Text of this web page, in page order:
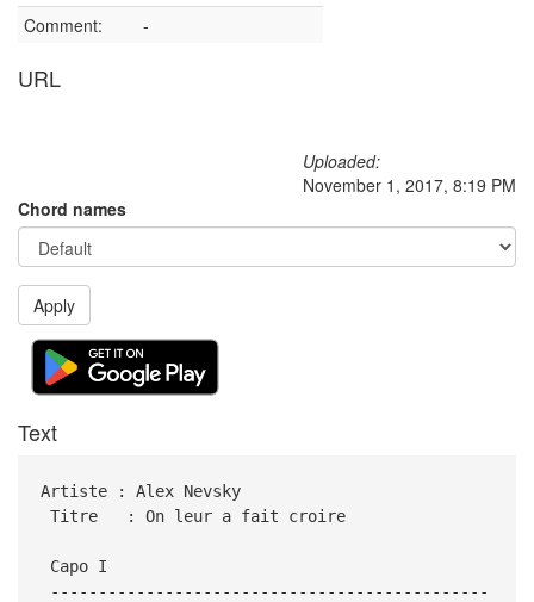
Comment:
-
URL
Uploaded:
November 1, 2017, 8:19 PM
Chord names
Apply
Text
Artiste : Alex Nevsky
Titre : On leur a fait croire
Capo I
----------------------------------------------